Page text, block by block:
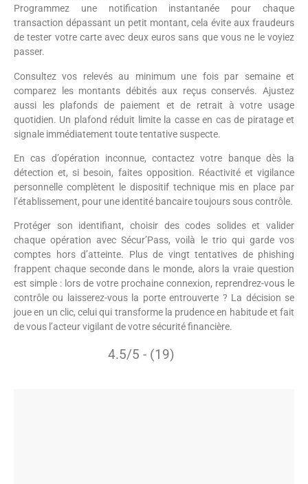
Programmez une notification instantanée pour chaque
transaction dépassant un petit montant, cela évite aux fraudeurs
de tester votre carte avec deux euros sans que vous ne le voyiez
passer.
Consultez vos relevés au minimum une fois par semaine et
comparez les montants débités aux reçus conservés. Ajustez
aussi les plafonds de paiement et de retrait à votre usage
quotidien. Un plafond réduit limite la casse en cas de piratage et
signale immédiatement toute tentative suspecte.
En cas d’opération inconnue, contactez votre banque dès la
détection et, si besoin, faites opposition. Réactivité et vigilance
personnelle complètent le dispositif technique mis en place par
l’établissement, pour une identité bancaire toujours sous contrôle.
Protéger son identifiant, choisir des codes solides et valider
chaque opération avec Sécur’Pass, voilà le trio qui garde vos
comptes hors d’atteinte. Plus de vingt tentatives de phishing
frappent chaque seconde dans le monde, alors la vraie question
est simple : lors de votre prochaine connexion, reprendrez-vous le
contrôle ou laisserez-vous la porte entrouverte ? La décision se
joue en un clic, celui qui transforme la prudence en habitude et fait
de vous l’acteur vigilant de votre sécurité financière.
4.5/5 - (19)